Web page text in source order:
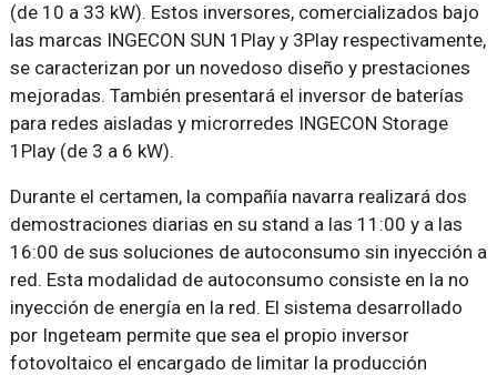
(de 10 a 33 kW). Estos inversores, comercializados bajo
las marcas INGECON SUN 1Play y 3Play respectivamente,
se caracterizan por un novedoso diseño y prestaciones
mejoradas. También presentará el inversor de baterías
para redes aisladas y microrredes INGECON Storage
1Play (de 3 a 6 kW).
Durante el certamen, la compañía navarra realizará dos
demostraciones diarias en su stand a las 11:00 y a las
16:00 de sus soluciones de autoconsumo sin inyección a
red. Esta modalidad de autoconsumo consiste en la no
inyección de energía en la red. El sistema desarrollado
por Ingeteam permite que sea el propio inversor
fotovoltaico el encargado de limitar la producción